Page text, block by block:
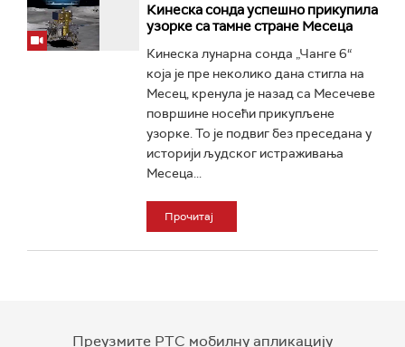
Кинеска сонда успешно прикупила
узорке са тамне стране Месеца
Кинеска лунарна сонда „Чанге 6“
која је пре неколико дана стигла на
Месец, кренула је назад са Месечеве
површине носећи прикупљене
узорке. То је подвиг без преседана у
историји људског истраживања
Месеца...
Прочитај
Преузмите РТС мобилну апликацију